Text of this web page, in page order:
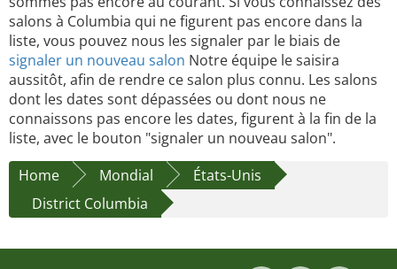
salons à Columbia qui ne figurent pas encore dans la
liste, vous pouvez nous les signaler par le biais de
signaler un nouveau salon Notre équipe le saisira
aussitôt, afin de rendre ce salon plus connu. Les salons
dont les dates sont dépassées ou dont nous ne
connaissons pas encore les dates, figurent à la fin de la
liste, avec le bouton "signaler un nouveau salon".
Home
Mondial
États-Unis
District Columbia